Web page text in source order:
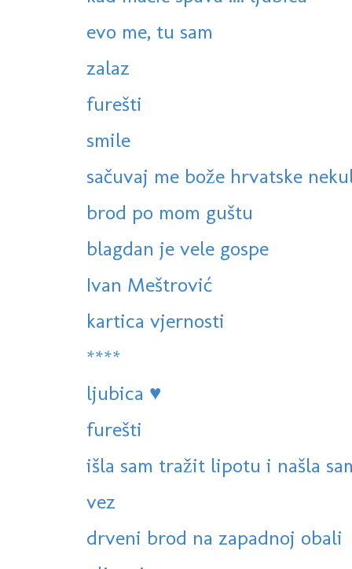
evo me, tu sam
zalaz
furešti
smile
sačuvaj me bože hrvatske
brod po mom guštu
blagdan je vele gospe
Ivan Meštrović
kartica vjernosti
****
ljubica ♥
furešti
išla sam tražit lipotu i našla
vez
drveni brod na zapadnoj obali